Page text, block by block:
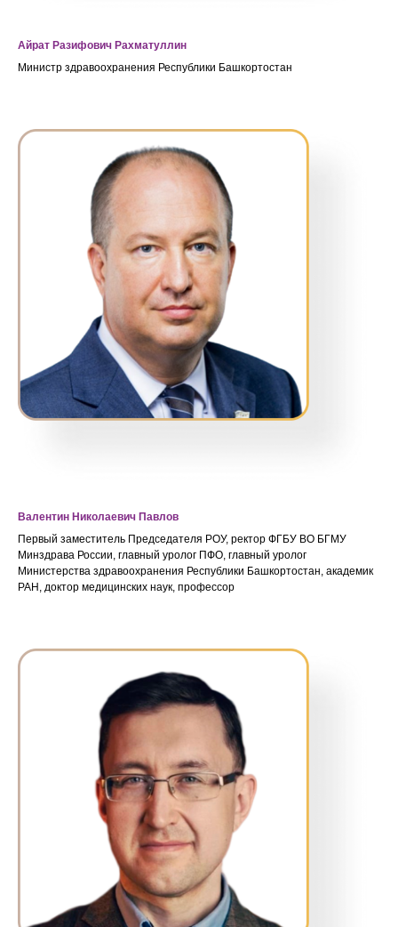
Айрат Разифович Рахматуллин
Министр здравоохранения Республики Башкортостан
Валентин Николаевич Павлов
Первый заместитель Председателя РОУ, ректор ФГБУ ВО БГМУ
Минздрава России, главный уролог ПФО, главный уролог
Министерства здравоохранения Республики Башкортостан, академик
РАН, доктор медицинских наук, профессор